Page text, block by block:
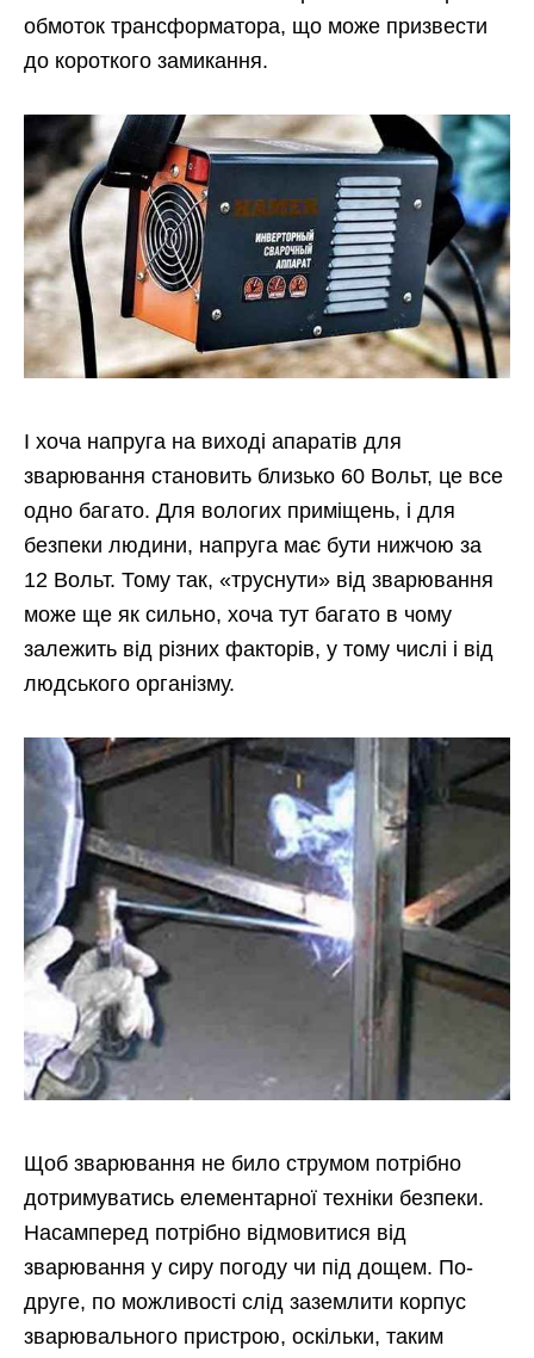
обмоток трансформатора, що може призвести
до короткого замикання.
І хоча напруга на виході апаратів для
зварювання становить близько 60 Вольт, це все
одно багато. Для вологих приміщень, і для
безпеки людини, напруга має бути нижчою за
12 Вольт. Тому так, «труснути» від зварювання
може ще як сильно, хоча тут багато в чому
залежить від різних факторів, у тому числі і від
людського організму.
Щоб зварювання не било струмом потрібно
дотримуватись елементарної техніки безпеки.
Насамперед потрібно відмовитися від
зварювання у сиру погоду чи під дощем. По-
друге, по можливості слід заземлити корпус
зварювального пристрою, оскільки, таким